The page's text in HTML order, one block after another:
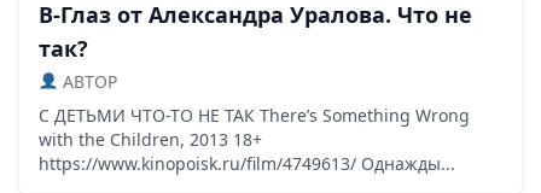
В-Глаз от Александра Уралова. Что не
так?
ABTOP
С ДЕТЬМИ ЧТО-ТО НЕ ТАК There’s Something Wrong
with the Children, 2013 18+
https://www.kinopoisk.ru/film/4749613/ Однажды...